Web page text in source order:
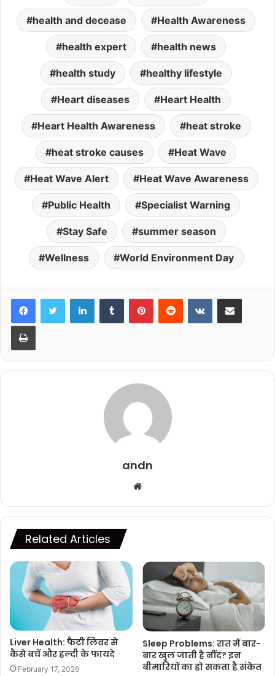
health and decease Health Awareness
health expert health news
health study healthy lifestyle
Heart diseases Heart Health
Heart Health Awareness heat stroke
heat stroke causes Heat Wave
Heat Wave Alert Heat Wave Awareness
Public Health Specialist Warning
Stay Safe summer season
Wellness World Environment Day
LinkedInTumblr PinterestReddit VKontakteShare via Email
Print
andn
Website
Related Articles
Liver Health: फैटी लिवर से
कैसे बचें और हल्दी के फायदे
February 17, 2026
Sleep Problems: रात में बार-
बार खुल जाती है नींद? इन
बीमारियों का हो सकता है संकेत